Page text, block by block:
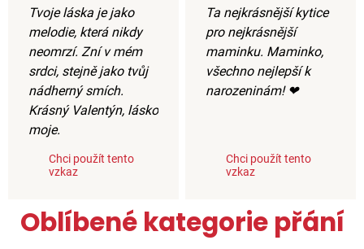
Tvoje láska je jako
melodie, která nikdy
neomrzí. Zní v mém
srdci, stejně jako tvůj
nádherný smích.
Krásný Valentýn, lásko
moje.
Chci použít tento
vzkaz
Ta nejkrásnější kytice
pro nejkrásnější
maminku. Maminko,
všechno nejlepší k
narozeninám! ❤
Chci použít tento
vzkaz
Oblíbené kategorie přání